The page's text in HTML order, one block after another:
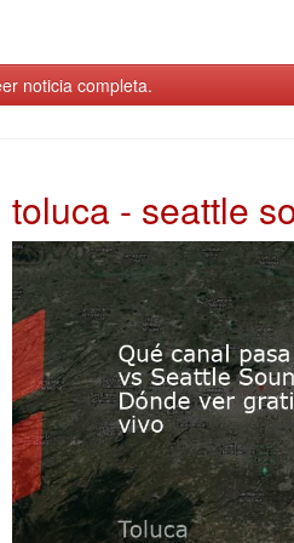
noticia completa.
toluca - seattle